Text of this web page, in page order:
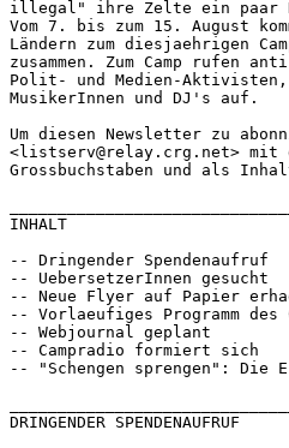
illegal" ihre Zelte ein paar
Vom 7. bis zum 15. August
Ländern zum diesjaehrigen
zusammen. Zum Camp rufen
Polit- und Medien-
MusikerInnen und DJ's auf.
Um diesen Newsletter zu
<listserv@relay.crg.net> mit
Grossbuchstaben und als
INHALT
-- Dringender Spendenaufruf
-- UebersetzerInnen gesucht
-- Neue Flyer auf Papier
-- Vorlaeufiges Programm des
-- Webjournal geplant
-- Campradio formiert sich
-- "Schengen sprengen": Die
DRINGENDER SPENDENAUFRUF